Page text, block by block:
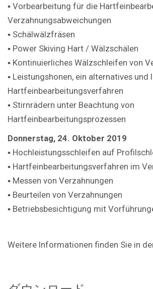
▪ Vorbearbeitung für die
Verzahnungsabweichungen
▪ Schälwälzfräsen
▪ Power Skiving Hart / Wälzschälen
▪ Kontinuierliches Wälzschleifen von
▪ Leistungshonen, ein alternatives
Hartfeinbearbeitungsverfahren
▪ Stirnrädern unter Beachtung von
Hartfeinbearbeitungsprozessen
Donnerstag, 24. Oktober 2019
▪ Hochleistungsschleifen auf
▪ Hartfeinbearbeitungsverfahren im
▪ Messen von Verzahnungen
▪ Beurteilen von Verzahnungen
▪ Betriebsbesichtigung mit
Weitere Informationen finden Sie in